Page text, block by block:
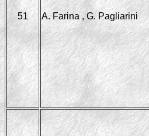
51 A. Farina , G. Pagliarini